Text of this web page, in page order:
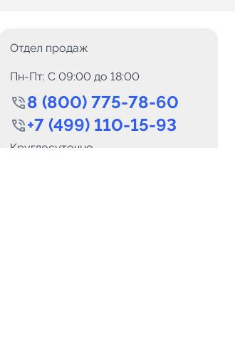
Каналов:
Отдел продаж
Пн-Пт: C 09:00 до 18:00
8 (800) 775-78-60
+7 (499) 110-15-93
Круглосуточно